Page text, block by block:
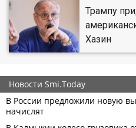
Трампу
Хазин